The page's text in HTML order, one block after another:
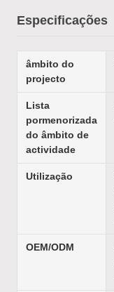
Especificações
âmbito do
projecto
Lista
pormenorizada
do âmbito de
actividade
Utilização
OEM/ODM